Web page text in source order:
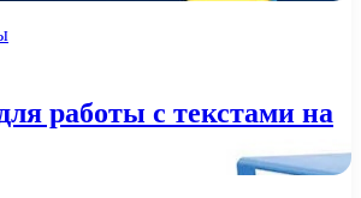
работы с текстами на